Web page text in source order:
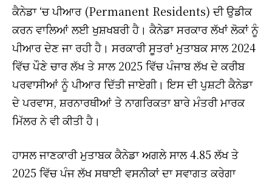
ਕੈਨੇਡਾ ‘ਚ ਪੀਆਰ (Permanent Residents) ਦੀ ਉਡੀਕ
ਕਰਨ ਵਾਲਿਆਂ ਲਈ ਖੁਸ਼ਖਬਰੀ ਹੈ। ਕੈਨੇਡਾ ਸਰਕਾਰ ਲੱਖਾਂ ਲੋਕਾਂ ਨੂੰ
ਪੀਆਰ ਦੇਣ ਜਾ ਰਹੀ ਹੈ। ਸਰਕਾਰੀ ਸੂਤਰਾਂ ਮੁਤਾਬਕ ਸਾਲ 2024
ਵਿੱਚ ਪੌਣੇ ਚਾਰ ਲੱਖ ਤੇ ਸਾਲ 2025 ਵਿੱਚ ਪੰਜਾਬ ਲੱਖ ਦੇ ਕਰੀਬ
ਪਰਵਾਸੀਆਂ ਨੂੰ ਪੀਆਰ ਦਿੱਤੀ ਜਾਏਗੀ। ਇਸ ਦੀ ਪੁਸ਼ਟੀ ਕੈਨੇਡਾ
ਦੇ ਪਰਵਾਸ, ਸ਼ਰਨਾਰਥੀਆਂ ਤੇ ਨਾਗਰਿਕਤਾ ਬਾਰੇ ਮੰਤਰੀ ਮਾਰਕ
ਮਿੱਲਰ ਨੇ ਵੀ ਕੀਤੀ ਹੈ।
ਹਾਸਲ ਜਾਣਕਾਰੀ ਮੁਤਾਬਕ ਕੈਨੇਡਾ ਅਗਲੇ ਸਾਲ 4.85 ਲੱਖ ਤੇ
2025 ਵਿੱਚ ਪੰਜ ਲੱਖ ਸਥਾਈ ਵਸਨੀਕਾਂ ਦਾ ਸਵਾਗਤ ਕਰੇਗਾ